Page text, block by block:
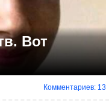
Вот
Комментариев: 13